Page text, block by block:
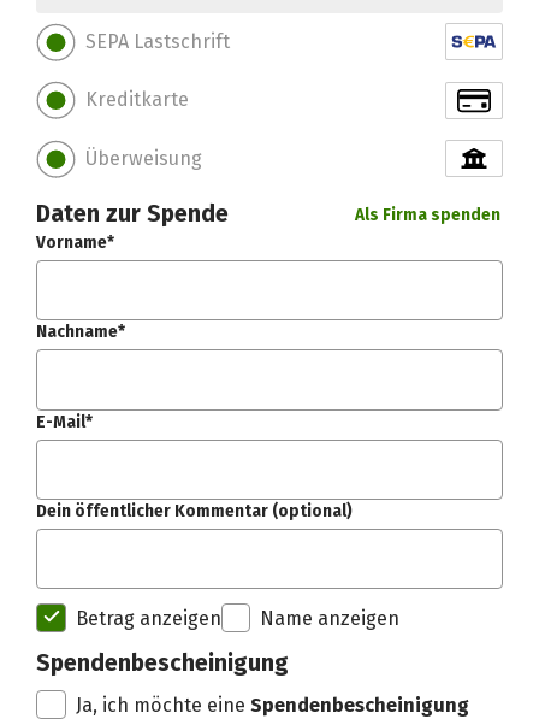
SEPA Lastschrift
Kreditkarte
Überweisung
Daten zur Spende
Als Firma spenden
Vorname*
Nachname*
E-Mail*
Dein öffentlicher Kommentar (optional)
Betrag anzeigen Name anzeigen
Spendenbescheinigung
Ja, ich möchte eine Spendenbescheinigung
Spendenempfänger